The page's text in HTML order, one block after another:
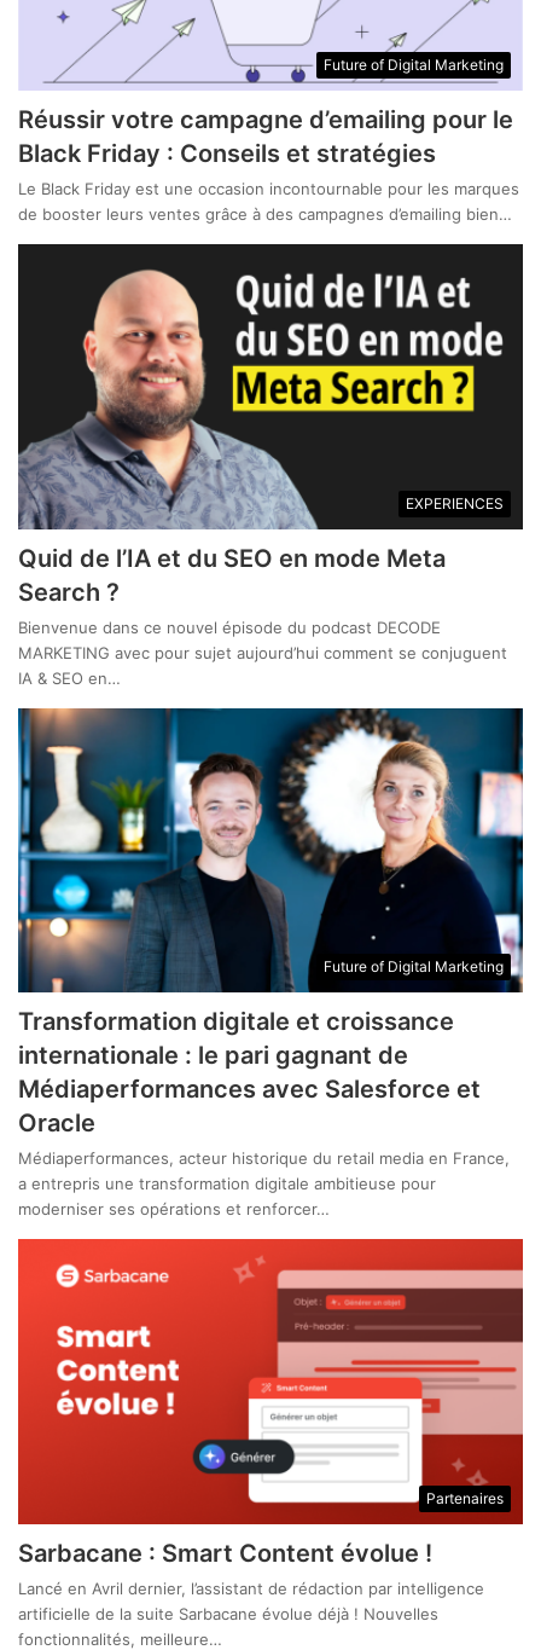
Future of Digital Marketing
Réussir votre campagne d’emailing pour le
Black Friday : Conseils et stratégies
Le Black Friday est une occasion incontournable pour les marques
de booster leurs ventes grâce à des campagnes d’emailing bien…
EXPERIENCES
Quid de l’IA et du SEO en mode Meta
Search ?
Bienvenue dans ce nouvel épisode du podcast DECODE
MARKETING avec pour sujet aujourd’hui comment se conjuguent
IA & SEO en…
Future of Digital Marketing
Transformation digitale et croissance
internationale : le pari gagnant de
Médiaperformances avec Salesforce et
Oracle
Médiaperformances, acteur historique du retail media en France,
a entrepris une transformation digitale ambitieuse pour
moderniser ses opérations et renforcer…
Partenaires
Sarbacane : Smart Content évolue !
Lancé en Avril dernier, l’assistant de rédaction par intelligence
artificielle de la suite Sarbacane évolue déjà ! Nouvelles
fonctionnalités, meilleure…